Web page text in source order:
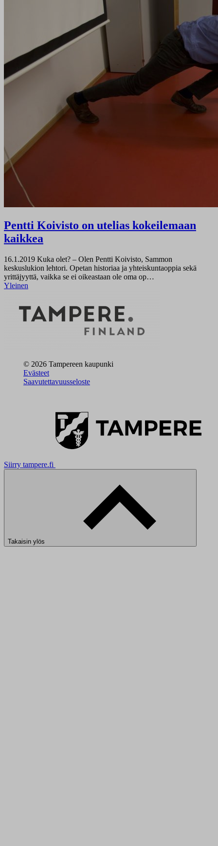
Pentti Koivisto on utelias kokeilemaan
kaikkea
16.1.2019 Kuka olet? – Olen Pentti Koivisto, Sammon
keskuslukion lehtori. Opetan historiaa ja yhteiskuntaoppia sekä
yrittäjyyttä, vaikka se ei oikeastaan ole oma op…
Yleinen
© 2026 Tampereen kaupunki
Evästeet
Saavutettavuusseloste
Siirry tampere.fi
Takaisin ylös